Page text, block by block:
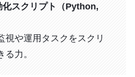
化スクリプト（Python,
や運用タスクをスクリ
力。